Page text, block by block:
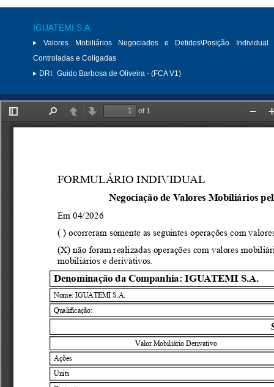
IGUATEMI S.A.
Valores Mobiliários Negociados e Detidos\Posição
Controladas e Coligadas
DRI: Guido Barbosa de Oliveira - (FCA V1)